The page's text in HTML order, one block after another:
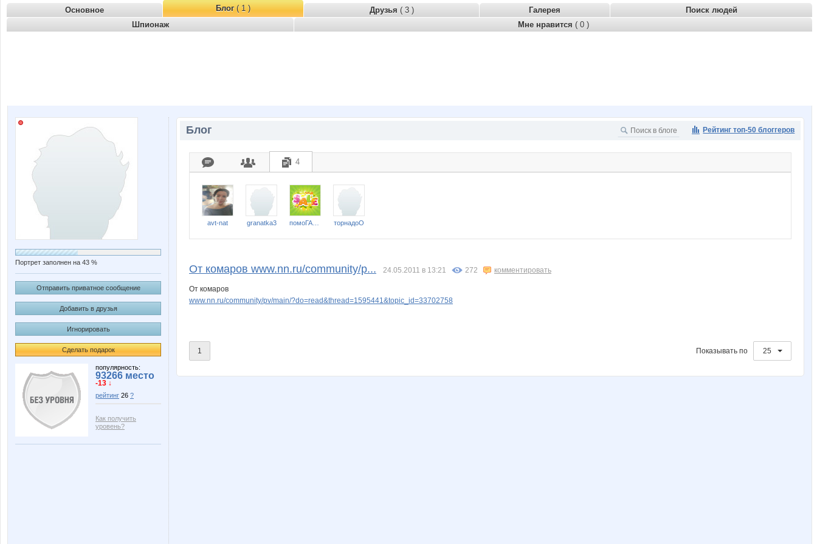
Основное Блог( 1 ) Друзья ( 3 ) Галерея
Поиск людей
Шпионаж
Мне нравится ( 0 )
Портрет заполнен на 43 %
Отправить приватное сообщение
Добавить в друзья
Игнорировать
Сделать подарок
популярность:
93266 место
-13 ↓
рейтинг 26 ?
Как получить
уровень?
Рейтинг топ-50 блоггеров
Блог
4
avt-nat granatka3 торнадоО
От комаров www.nn.ru/community/p... 24.05.2011 в 13:21 272 комментировать
От комаров
www.nn.ru/community/pv/main/?do=read&thread=1595441&topic_id=33702758
1 25
Показывать по